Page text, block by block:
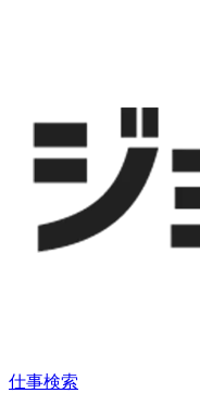
仕事検索